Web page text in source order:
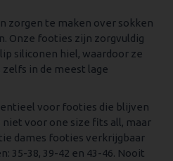
zorgen te maken over sokken
Onze footies zijn zorgvuldig
siliconen hiel, waardoor ze
in de meest lage
voor footies die blijven
voor one size fits all, maar
dames footies verkrijgbaar
35-38, 39-42 en 43-46. Nooit